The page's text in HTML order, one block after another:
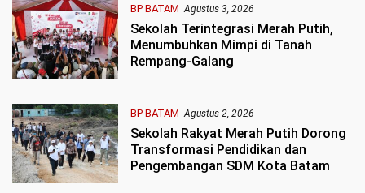
BP BATAM Agustus 3, 2026
Sekolah Terintegrasi Merah Putih,
Menumbuhkan Mimpi di Tanah
Rempang-Galang
BP BATAM Agustus 2, 2026
Sekolah Rakyat Merah Putih Dorong
Transformasi Pendidikan dan
Pengembangan SDM Kota Batam